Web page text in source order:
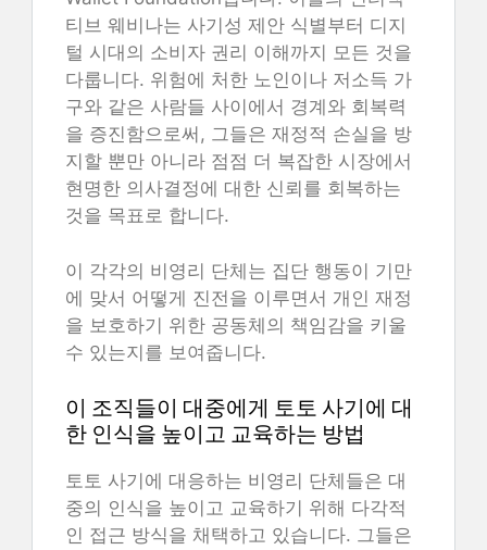
티브 웨비나는 사기성 제안 식별부터 디지
털 시대의 소비자 권리 이해까지 모든 것을
다룹니다. 위험에 처한 노인이나 저소득 가
구와 같은 사람들 사이에서 경계와 회복력
을 증진함으로써, 그들은 재정적 손실을 방
지할 뿐만 아니라 점점 더 복잡한 시장에서
현명한 의사결정에 대한 신뢰를 회복하는
것을 목표로 합니다.
이 각각의 비영리 단체는 집단 행동이 기만
에 맞서 어떻게 진전을 이루면서 개인 재정
을 보호하기 위한 공동체의 책임감을 키울
수 있는지를 보여줍니다.
이 조직들이 대중에게 토토 사기에 대
한 인식을 높이고 교육하는 방법
토토 사기에 대응하는 비영리 단체들은 대
중의 인식을 높이고 교육하기 위해 다각적
인 접근 방식을 채택하고 있습니다. 그들은